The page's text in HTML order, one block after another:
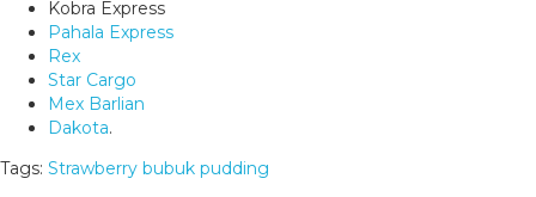
Kobra Express
Pahala Express
Rex
Star Cargo
Mex Barlian
Dakota.
Tags: Strawberry bubuk pudding